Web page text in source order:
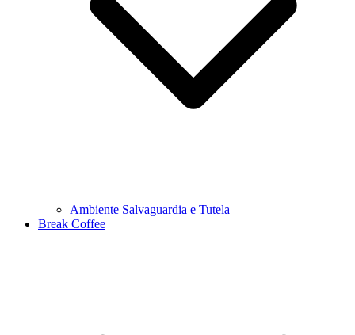
Ambiente Salvaguardia e Tutela
Break Coffee